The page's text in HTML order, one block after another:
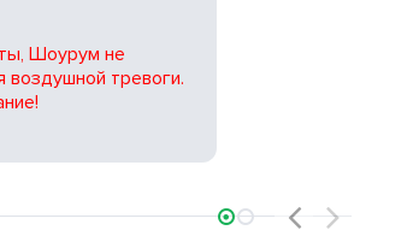
Шоурум не
воздушной тревоги.